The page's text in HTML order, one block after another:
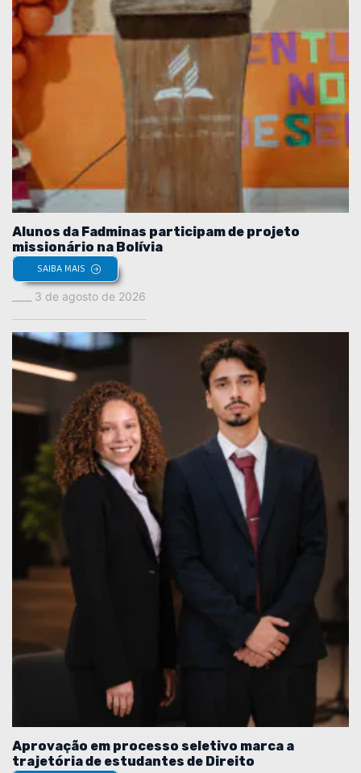
Alunos da Fadminas participam de projeto
missionário na Bolívia
SAIBA MAIS
3 de agosto de 2026
Aprovação em processo seletivo marca a
trajetória de estudantes de Direito